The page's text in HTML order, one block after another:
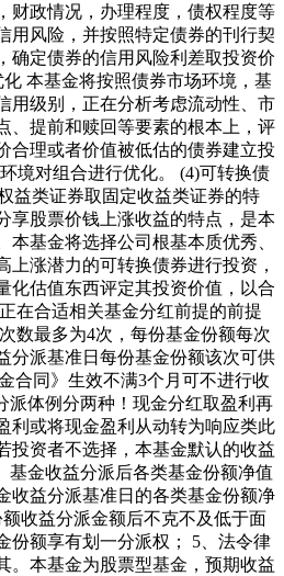
财政情况，办理程度，债权程度等
用风险，并按照特定债券的刊行契
确定债券的信用风险利差取投资价
本基金将按照债券市场环境，基
用级别，正在分析考虑流动性、市
、提前和赎回等要素的根本上，评
合理或者价值被低估的债券建立投
境对组合进行优化。 (4)可转换债
益类证券取固定收益类证券的特
享股票价钱上涨收益的特点，是本
本基金将选择公司根基本质优秀、
上涨潜力的可转换债券进行投资，
化估值东西评定其投资价值，以合
在合适相关基金分红前提的前提
数最多为4次，每份基金份额每次
分派基准日每份基金份额该次可供
合同》生效不满3个月可不进行收
派体例分两种！现金分红取盈利再
利或将现金盈利从动转为响应类此
投资者不选择，本基金默认的收益
基金收益分派后各类基金份额净值
收益分派基准日的各类基金份额净
收益分派金额后不克不及低于面
份额享有划一分派权； 5、法令律
。本基金为股票型基金，预期收益